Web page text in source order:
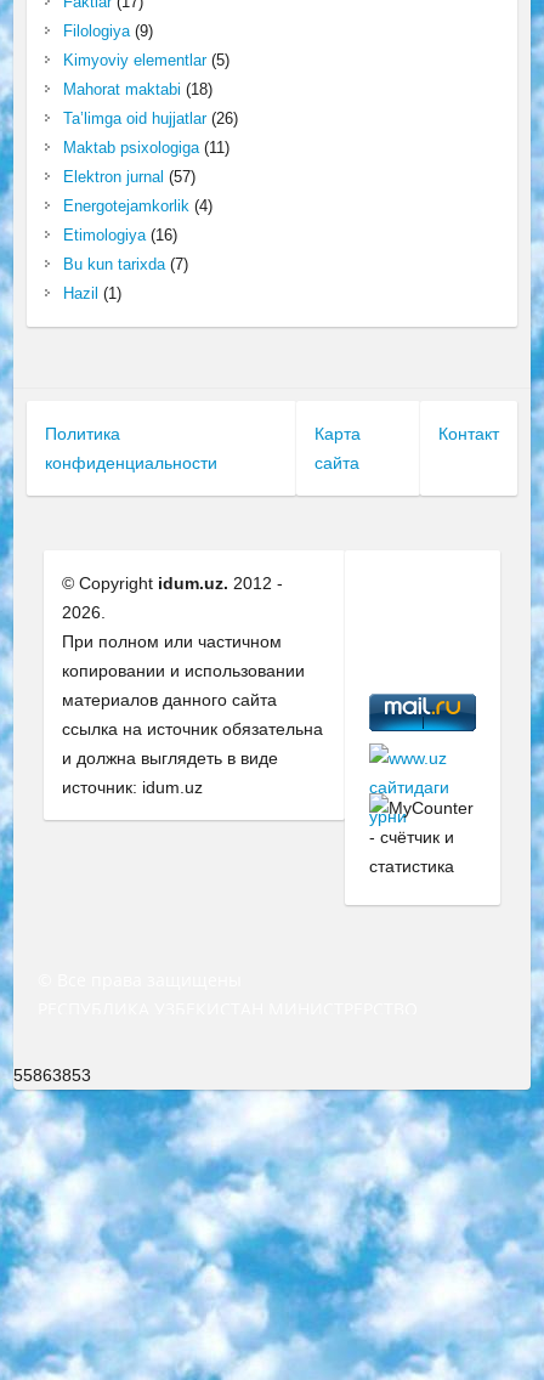
Filologiya(9)
Kimyoviy elementlar(5)
Mahorat maktabi (18)
Ta’limga oid hujjatlar(26)
Maktab psixologiga(11)
Elektron jurnal (57)
Energotejamkorlik(4)
Etimologiya(16)
Bu kun tarixda(7)
Hazil (1)
Политика
конфиденциальности
Карта
сайта
Контакт
© Copyright idum.uz. 2012 -
2026.
При полном или частичном
копировании и использовании
материалов данного сайта
ссылка на источник обязательна
и должна выглядеть в виде
источник: idum.uz
55863853